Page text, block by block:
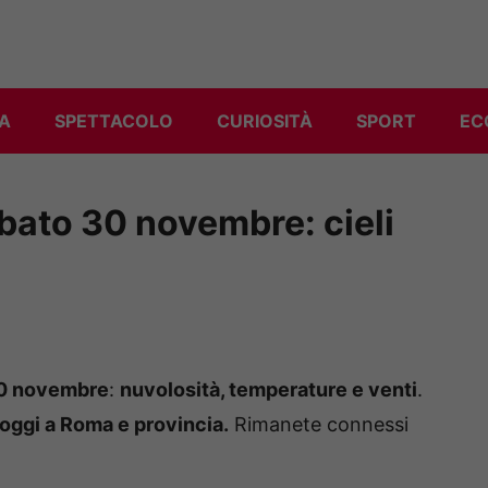
SPETTACOLO CURIOSITÀ SPORT
30 novembre: cieli
novembre: nuvolosità, temperature e venti.
a Roma e provincia. Rimanete connessi